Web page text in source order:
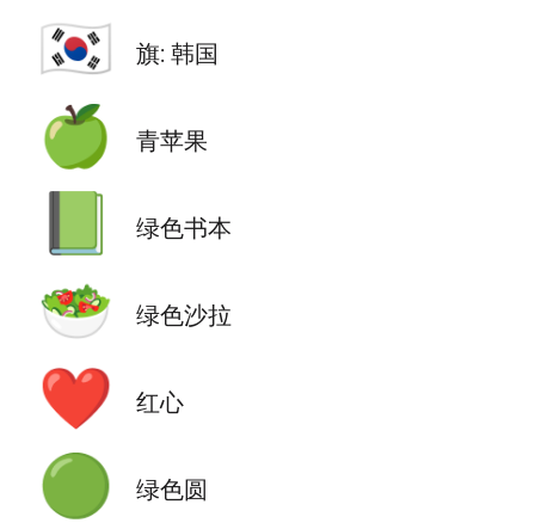
🇰🇷 旗: 韩国
🍏 青苹果
绿色书本
🥗 绿色沙拉
❤️ 红心
🟢 绿色圆